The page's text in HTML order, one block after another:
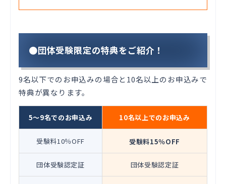
●団体受験限定の特典をご紹介！
9名以下でのお申込みの場合と10名以上のお申込みで
特典が異なります。
5～9名でのお申込み 10名以上でのお申込み
受験料10％OFF 受験料15％OFF
団体受験認定証 団体受験認定証